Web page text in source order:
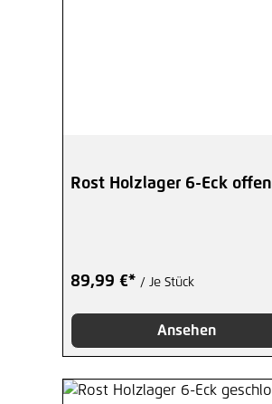
Rost Holzlager 6-Eck offen
89,99 €* / Je Stück
Ansehen